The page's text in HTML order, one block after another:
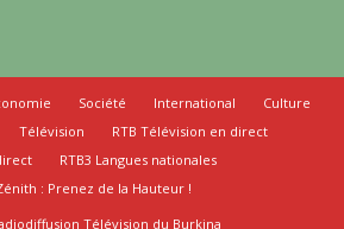
Société International
Culture
Télévision
RTB Télévision en direct
RTB3 Langues nationales
: Prenez de la Hauteur !
Télévision du Burkina